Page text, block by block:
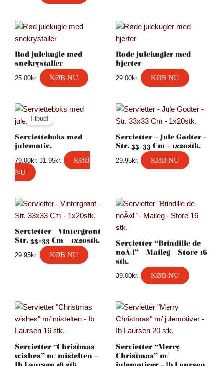
Rød julekugle med
snekrystaller
25.00kr. KØB NU
Røde julekugler med
hjerter
29.00kr. KØB NU
Tilbud!
Servietteboks med
julemotiv.
79.00kr.
Den
oprindelige
pris
var:
79.00kr..
31.95kr.
Den
31.95kr..
KØB
NU
Servietter – Jule Godter –
Str. 33×33 Cm – 1x20stk.
29.95kr. KØB NU
Servietter – Vintergrønt –
Str. 33×33 Cm – 1x20stk.
29.95kr. KØB NU
Servietter “Brindille de
noÃ«l” – Maileg – Store 16
stk.
39.00kr. KØB NU
Servietter “Christmas
wishes” m/ mistelten –
Servietter “Merry
Christmas” m/